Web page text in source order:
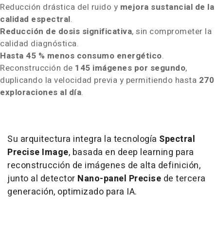
Reducción drástica del ruido y mejora sustancial de la
calidad espectral.
Reducción de dosis significativa, sin comprometer la
calidad diagnóstica.
Hasta 45 % menos consumo energético.
Reconstrucción de 145 imágenes por segundo,
duplicando la velocidad previa y permitiendo hasta 270
exploraciones al día.
Su arquitectura integra la tecnología Spectral
Precise Image, basada en deep learning para
reconstrucción de imágenes de alta definición,
junto al detector Nano-panel Precise de tercera
generación, optimizado para IA.